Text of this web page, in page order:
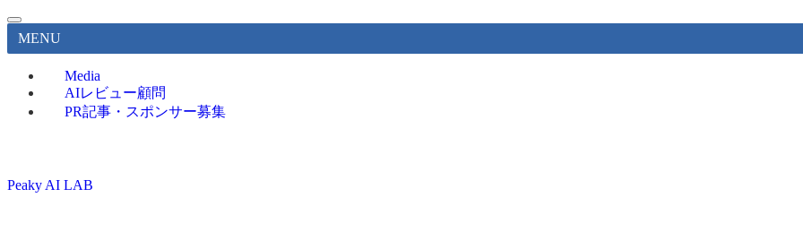
MENU
Media
AIレビュー顧問
PR記事・スポンサー募集
Peaky AI LAB